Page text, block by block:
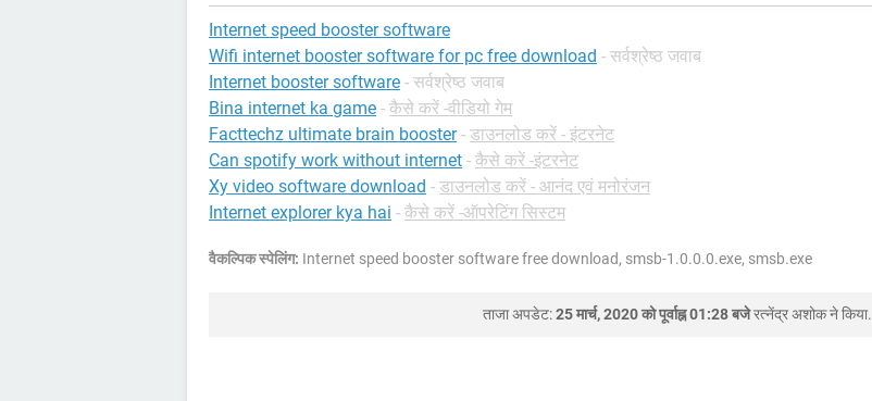
Internet speed booster software
Wifi internet booster software for pc free download - सर्वश्रेष्ठ जवाब
Internet booster software - सर्वश्रेष्ठ जवाब
Bina internet ka game - कैसे करें -वीडियो गेम
Facttechz ultimate brain booster - डाउनलोड करें - इंटरनेट
Can spotify work without internet - कैसे करें -इंटरनेट
Xy video software download - डाउनलोड करें - आनंद एवं मनोरंजन
Internet explorer kya hai - कैसे करें -ऑपरेटिंग सिस्टम
वैकल्पिक स्पेलिंग: Internet speed booster software free download, smsb-1.0.0.0.exe, smsb.exe
ताजा अपडेट:25 मार्च, 2020 को पूर्वाह्न 01:28 बजेरत्नेंद्र अशोकने किया.